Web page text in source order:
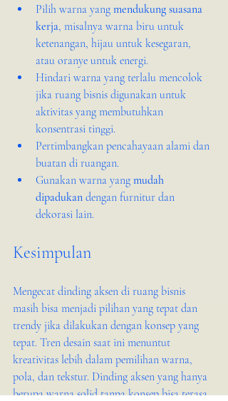
Pilih warna yang mendukung suasana
kerja, misalnya warna biru untuk
ketenangan, hijau untuk kesegaran,
atau oranye untuk energi.
Hindari warna yang terlalu mencolok
jika ruang bisnis digunakan untuk
aktivitas yang membutuhkan
konsentrasi tinggi.
Pertimbangkan pencahayaan alami dan
buatan di ruangan.
Gunakan warna yang mudah
dipadukan dengan furnitur dan
dekorasi lain.
Kesimpulan
Mengecat dinding aksen di ruang bisnis
masih bisa menjadi pilihan yang tepat dan
trendy jika dilakukan dengan konsep yang
tepat. Tren desain saat ini menuntut
kreativitas lebih dalam pemilihan warna,
pola, dan tekstur. Dinding aksen yang hanya
berupa warna solid tanpa konsep bisa terasa